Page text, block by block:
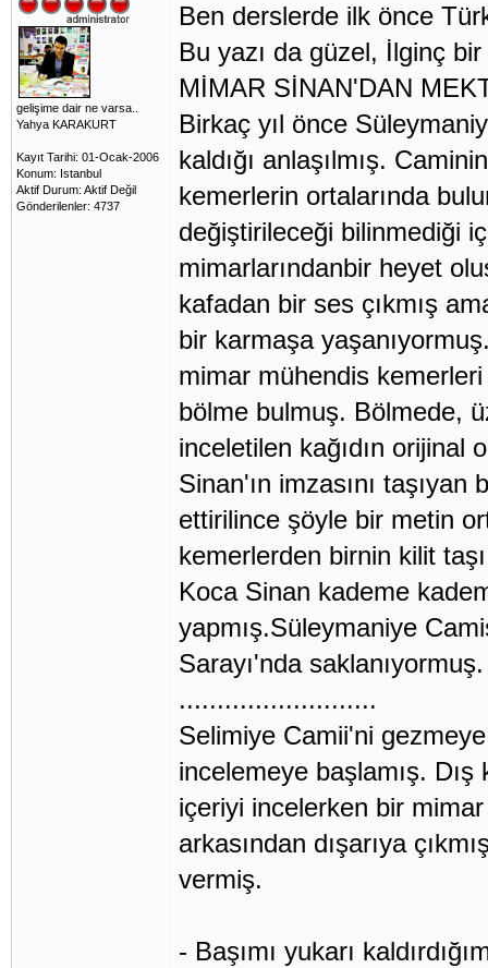
gelişime dair ne varsa..
Yahya KARAKURT
Kayıt Tarihi: 01-Ocak-2006
Konum: Istanbul
Aktif Durum: Aktif Değil
Gönderilenler: 4737
Ben derslerde ilk önce
Bu yazı da güzel, İlginç
MİMAR SİNAN'DAN
Birkaç yıl önce
kaldığı anlaşılmış.
kemerlerin ortalarında
değiştirileceği bilinmediği
mimarlarındanbir heyet
kafadan bir ses çıkmış
bir karmaşa
mimar mühendis
bölme bulmuş. Bölmede,
inceletilen kağıdın orijinal
Sinan'ın imzasını
ettirilince şöyle bir metin
kemerlerden birnin kilit
Koca Sinan kademe
yapmış.Süleymaniye
Sarayı'nda saklanıyormuş.
..........................
Selimiye Camii'ni
incelemeye başlamış.
içeriyi incelerken bir mimar
arkasından dışarıya
vermiş.
- Başımı yukarı